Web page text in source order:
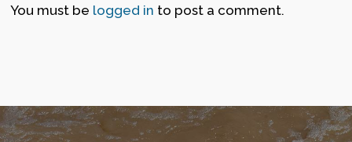
You must be logged in to post a comment.